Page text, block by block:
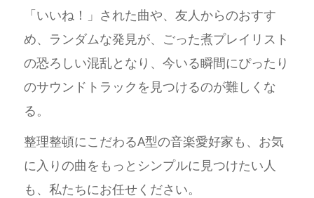
「いいね！」された曲や、友人からのおすす
め、ランダムな発見が、ごった煮プレイリスト
の恐ろしい混乱となり、今いる瞬間にぴったり
のサウンドトラックを見つけるのが難しくな
る。
整理整頓にこだわるA型の音楽愛好家も、お気
に入りの曲をもっとシンプルに見つけたい人
も、私たちにお任せください。